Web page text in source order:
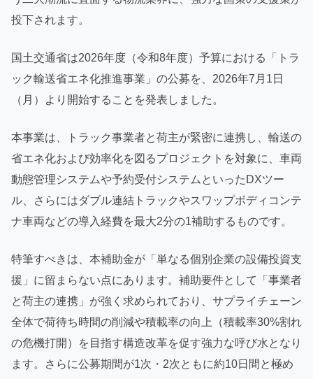
投下されます。
国土交通省は2026年度（令和8年度）予算における「トラ
ック輸送省エネ化推進事業」の公募を、2026年7月1日
（月）より開始することを発表しました。
本事業は、トラック事業者と荷主が緊密に連携し、輸送の
省エネ化および効率化を図るプロジェクトを対象に、車両
動態管理システムや予約受付システムといったDXツー
ル、さらにはダブル連結トラックやスワップボディコンテ
ナ車両などの導入経費を最大2分の1補助するものです。
特筆すべきは、本補助金が「単なる個別企業の設備投資支
援」に留まらない点にあります。補助要件として「事業者
と荷主の連携」が強く求められており、サプライチェーン
全体で荷待ち時間の削減や積載率の向上（積載率30%割れ
の危機打開）を目指す構造改革を促す強力な呼び水となり
ます。さらに公募期間が1次・2次ともに約10日間と極め